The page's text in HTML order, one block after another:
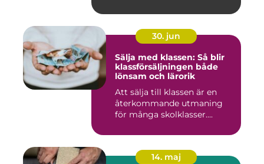
30. jun
Sälja med klassen: Så blir
klassförsäljningen både
lönsam och lärorik
Att sälja till klassen är en
återkommande utmaning
för många skolklasser....
14. maj